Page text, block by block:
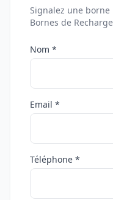
Signalez une
Bornes de
Nom *
Email *
Téléphone *